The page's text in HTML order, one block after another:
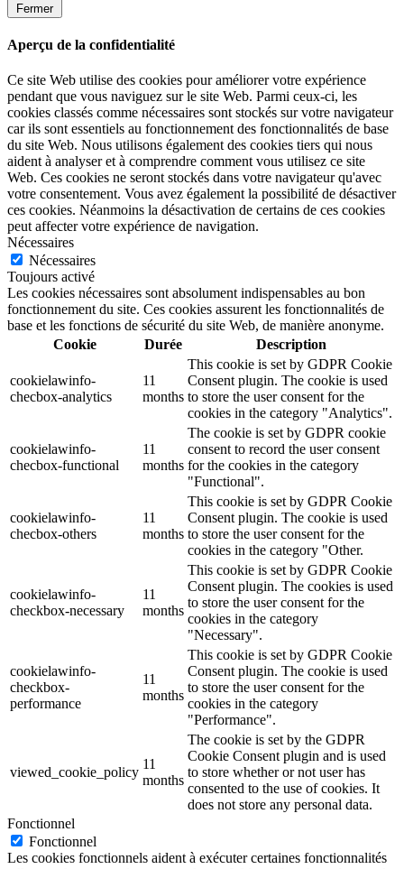
Fermer
Aperçu de la confidentialité
Ce site Web utilise des cookies pour améliorer votre expérience
pendant que vous naviguez sur le site Web. Parmi ceux-ci, les
cookies classés comme nécessaires sont stockés sur votre navigateur
car ils sont essentiels au fonctionnement des fonctionnalités de base
du site Web. Nous utilisons également des cookies tiers qui nous
aident à analyser et à comprendre comment vous utilisez ce site
Web. Ces cookies ne seront stockés dans votre navigateur qu'avec
votre consentement. Vous avez également la possibilité de désactiver
ces cookies. Néanmoins la désactivation de certains de ces cookies
peut affecter votre expérience de navigation.
Nécessaires
Nécessaires
Toujours activé
Les cookies nécessaires sont absolument indispensables au bon
fonctionnement du site. Ces cookies assurent les fonctionnalités de
base et les fonctions de sécurité du site Web, de manière anonyme.
Cookie
Durée Description
cookielawinfo-
checbox-analytics
11
months
This cookie is set by GDPR Cookie
Consent plugin. The cookie is used
to store the user consent for the
cookies in the category "Analytics".
cookielawinfo-
checbox-functional
11
months
The cookie is set by GDPR cookie
consent to record the user consent
for the cookies in the category
"Functional".
cookielawinfo-
checbox-others
11
months
This cookie is set by GDPR Cookie
Consent plugin. The cookie is used
to store the user consent for the
cookies in the category "Other.
cookielawinfo-
checkbox-necessary
11
months
This cookie is set by GDPR Cookie
Consent plugin. The cookies is used
to store the user consent for the
cookies in the category
"Necessary".
cookielawinfo-
checkbox-
performance
11
months
This cookie is set by GDPR Cookie
Consent plugin. The cookie is used
to store the user consent for the
cookies in the category
"Performance".
viewed_cookie_policy
11
months
The cookie is set by the GDPR
Cookie Consent plugin and is used
to store whether or not user has
consented to the use of cookies. It
does not store any personal data.
Fonctionnel
Fonctionnel
Les cookies fonctionnels aident à exécuter certaines fonctionnalités